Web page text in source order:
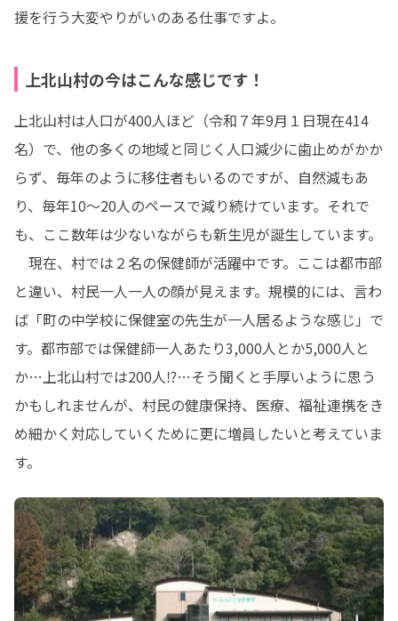
援を行う大変やりがいのある仕事ですよ。
上北山村の今はこんな感じです！
上北山村は人口が400人ほど（令和７年9月１日現在414
名）で、他の多くの地域と同じく人口減少に歯止めがかか
らず、毎年のように移住者もいるのですが、自然減もあ
り、毎年10～20人のペースで減り続けています。それで
も、ここ数年は少ないながらも新生児が誕生しています。
現在、村では２名の保健師が活躍中です。ここは都市部
と違い、村民一人一人の顔が見えます。規模的には、言わ
ば「町の中学校に保健室の先生が一人居るような感じ」で
す。都市部では保健師一人あたり3,000人とか5,000人と
か…上北山村では200人⁉…そう聞くと手厚いように思う
かもしれませんが、村民の健康保持、医療、福祉連携をき
め細かく対応していくために更に増員したいと考えていま
す。